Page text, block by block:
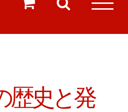
歴史と発